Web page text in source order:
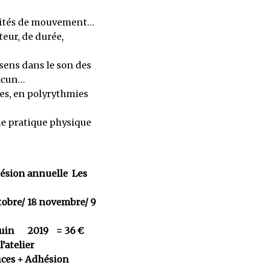
de mouvement…
de durée,
dans le son des
en polyrythmies
pratique physique
annuelle Les
18 novembre/ 9
juin 2019 = 36 €
+ Adhésion